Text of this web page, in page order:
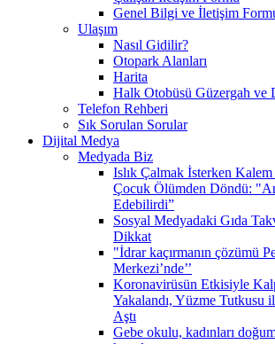
Genel Bilgi ve İletişim
Ulaşım
Nasıl Gidilir?
Otopark Alanları
Harita
Halk Otobüsü Güzergah ve
Telefon Rehberi
Sık Sorulan Sorular
Dijital Medya
Medyada Biz
Islık Çalmak İsterken Kalem
Çocuk Ölümden Döndü:
Edebilirdi”
Sosyal Medyadaki Gıda
Dikkat
"İdrar kaçırmanın çözümü
Merkezi’nde’’
Koronavirüsün Etkisiyle
Yakalandı, Yüzme Tutkusu
Aştı
Gebe okulu, kadınları